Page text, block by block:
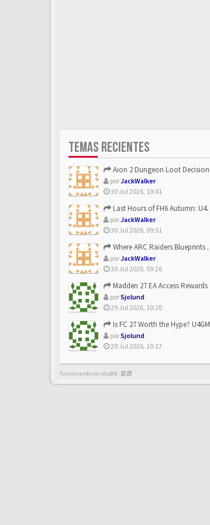
TEMAS RECIENTES
Aion 2 Dungeon Loot Decisions: Smarter Runs With U4N
porJackWalker
30 Jul 2026, 10:41
Last Hours of FH6 Autumn: U4N and the Best Rewards to Grab
porJackWalker
30 Jul 2026, 09:51
Where ARC Raiders Blueprints Come From and How U4N Can Help
porJackWalker
30 Jul 2026, 09:26
Madden 27 EA Access Rewards Explained | U4GM Early Game Surv...
porSjolund
29 Jul 2026, 10:20
Is FC 27 Worth the Hype? U4GM Breaks Down Every Major Reveal
porSjolund
29 Jul 2026, 10:17
Funcionando con phpBB -